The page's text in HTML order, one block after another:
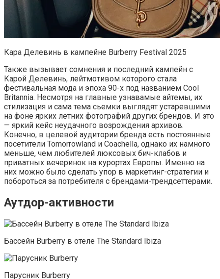
Кара Делевинь в кампейне Burberry Festival 2025
Также вызывает сомнения и последний кампейн с
Карой Делевинь, лейтмотивом которого стала
фестивальная мода и эпоха 90-х под названием Cool
Britannia. Несмотря на главные узнавамые айтемы, их
стилизация и сама тема сьемки выглядят устаревшими
на фоне ярких летних фотографий других брендов. И это
— яркий кейс неудачного возрождения архивов.
Конечно, в целевой аудитории бренда есть постоянные
посетители Tomorrowland и Coachella, однако их намного
меньше, чем любителей люксовых бич-клабов и
приватных вечеринок на курортах Европы. Именно на
них можно было сделать упор в маркетинг-стратегии и
побороться за потребителя с брендами-трендсеттерами.
Аутдор-активности
Бассейн Burberry в отеле The Standard Ibiza
Парусник Burberry